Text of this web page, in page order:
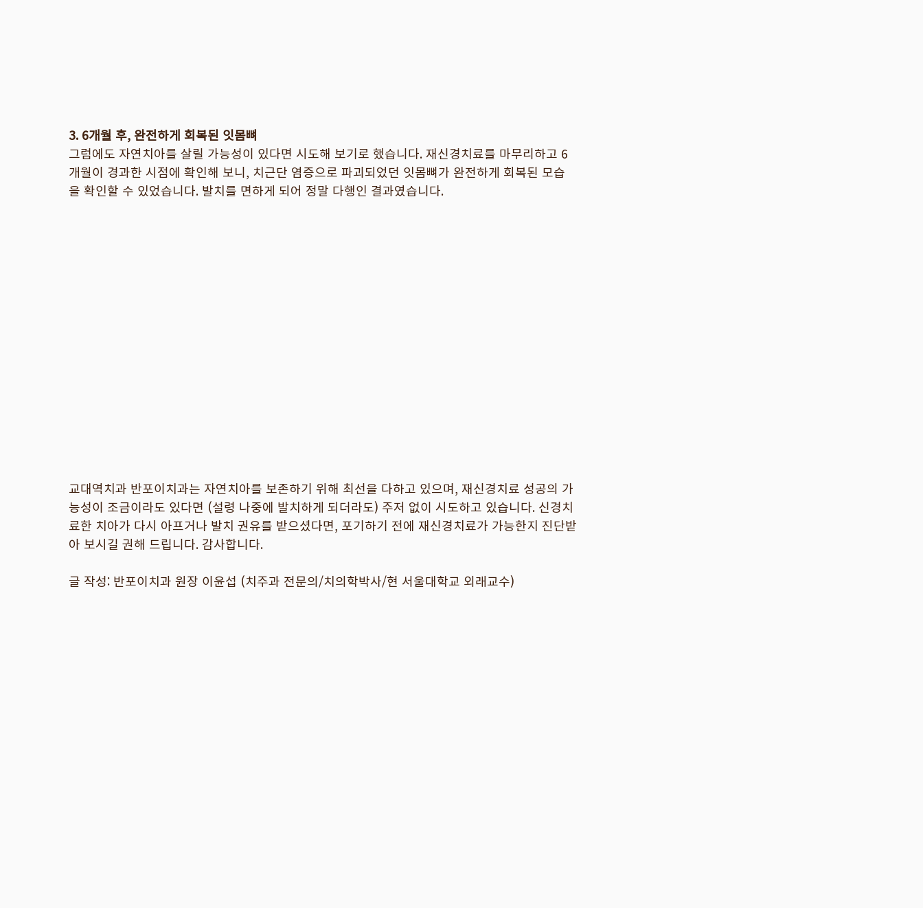
3. 6개월 후, 완전하게 회복된 잇몸뼈
그럼에도 자연치아를 살릴 가능성이 있다면 시도해 보기로 했습니다. 재신경치료를 마무리하고 6
개월이 경과한 시점에 확인해 보니, 치근단 염증으로 파괴되었던 잇몸뼈가 완전하게 회복된 모습
을 확인할 수 있었습니다. 발치를 면하게 되어 정말 다행인 결과였습니다.
교대역치과 반포이치과는 자연치아를 보존하기 위해 최선을 다하고 있으며, 재신경치료 성공의 가
능성이 조금이라도 있다면 (설령 나중에 발치하게 되더라도) 주저 없이 시도하고 있습니다. 신경치
료한 치아가 다시 아프거나 발치 권유를 받으셨다면, 포기하기 전에 재신경치료가 가능한지 진단받
아 보시길 권해 드립니다. 감사합니다.
글 작성: 반포이치과 원장 이윤섭 (치주과 전문의/치의학박사/현 서울대학교 외래교수)